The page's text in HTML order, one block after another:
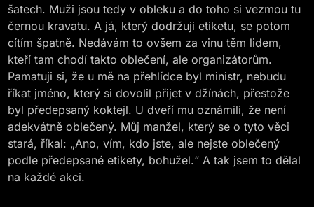
šatech. Muži jsou tedy v obleku a do toho si vezmou tu
černou kravatu. A já, který dodržuji etiketu, se potom
cítím špatně. Nedávám to ovšem za vinu těm lidem,
kteří tam chodí takto oblečení, ale organizátorům.
Pamatuji si, že u mě na přehlídce byl ministr, nebudu
říkat jméno, který si dovolil přijet v džínách, přestože
byl předepsaný koktejl. U dveří mu oznámili, že není
adekvátně oblečený. Můj manžel, který se o tyto věci
stará, říkal: „Ano, vím, kdo jste, ale nejste oblečený
podle předepsané etikety, bohužel.“ A tak jsem to dělal
na každé akci.